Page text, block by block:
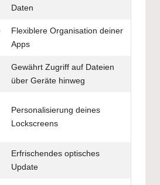
Daten
Flexiblere Organisation deiner
Apps
Gewährt Zugriff auf Dateien
über Geräte hinweg
Personalisierung deines
Lockscreens
Erfrischendes optisches
Update